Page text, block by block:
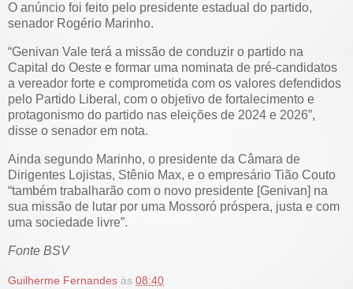
O anúncio foi feito pelo presidente estadual do partido,
senador Rogério Marinho.
“Genivan Vale terá a missão de conduzir o partido na
Capital do Oeste e formar uma nominata de pré-candidatos
a vereador forte e comprometida com os valores defendidos
pelo Partido Liberal, com o objetivo de fortalecimento e
protagonismo do partido nas eleições de 2024 e 2026”,
disse o senador em nota.
Ainda segundo Marinho, o presidente da Câmara de
Dirigentes Lojistas, Stênio Max, e o empresário Tião Couto
“também trabalharão com o novo presidente [Genivan] na
sua missão de lutar por uma Mossoró próspera, justa e com
uma sociedade livre”.
Fonte BSV
Guilherme Fernandes às 08:40